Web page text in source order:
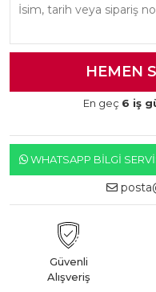
En geç 6 iş
WHATSAPP BILGI
Güvenli
Alışveriş